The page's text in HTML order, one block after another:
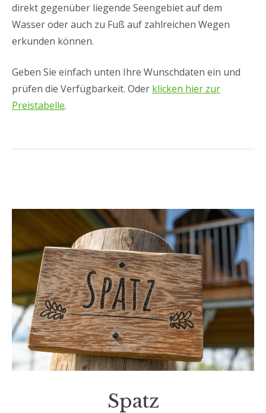
direkt gegenüber liegende Seengebiet auf dem
Wasser oder auch zu Fuß auf zahlreichen Wegen
erkunden können.
Geben Sie einfach unten Ihre Wunschdaten ein und
prüfen die Verfügbarkeit. Oder klicken hier zur
Preistabelle.
Spatz